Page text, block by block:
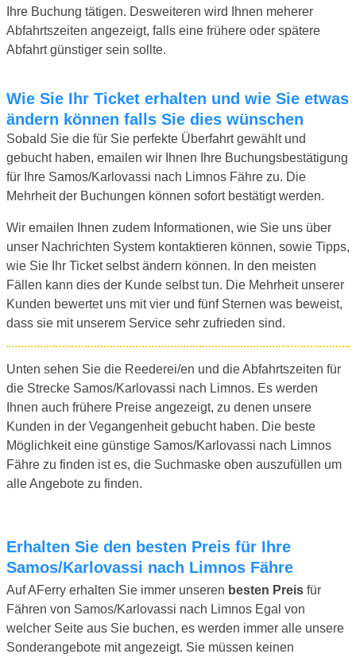
Ihre Buchung tätigen. Desweiteren wird Ihnen meherer
Abfahrtszeiten angezeigt, falls eine frühere oder spätere
Abfahrt günstiger sein sollte.
Wie Sie Ihr Ticket erhalten und wie Sie etwas
ändern können falls Sie dies wünschen
Sobald Sie die für Sie perfekte Überfahrt gewählt und
gebucht haben, emailen wir Ihnen Ihre Buchungsbestätigung
für Ihre Samos/Karlovassi nach Limnos Fähre zu. Die
Mehrheit der Buchungen können sofort bestätigt werden.
Wir emailen Ihnen zudem Informationen, wie Sie uns über
unser Nachrichten System kontaktieren können, sowie Tipps,
wie Sie Ihr Ticket selbst ändern können. In den meisten
Fällen kann dies der Kunde selbst tun. Die Mehrheit unserer
Kunden bewertet uns mit vier und fünf Sternen was beweist,
dass sie mit unserem Service sehr zufrieden sind.
Unten sehen Sie die Reederei/en und die Abfahrtszeiten für
die Strecke Samos/Karlovassi nach Limnos. Es werden
Ihnen auch frühere Preise angezeigt, zu denen unsere
Kunden in der Vegangenheit gebucht haben. Die beste
Möglichkeit eine günstige Samos/Karlovassi nach Limnos
Fähre zu finden ist es, die Suchmaske oben auszufüllen um
alle Angebote zu finden.
Erhalten Sie den besten Preis für Ihre
Samos/Karlovassi nach Limnos Fähre
Auf AFerry erhalten Sie immer unseren besten Preis für
Fähren von Samos/Karlovassi nach Limnos Egal von
welcher Seite aus Sie buchen, es werden immer alle unsere
Sonderangebote mit angezeigt. Sie müssen keinen